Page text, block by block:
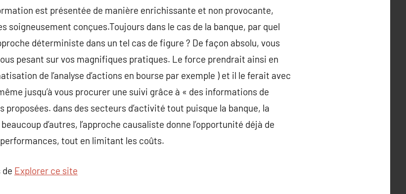
est présentée de manière enrichissante et non provocante,
soigneusement conçues.Toujours dans le cas de la banque, par quel
déterministe dans un tel cas de figure ? De façon absolu, vous
pesant sur vos magnifiques pratiques. Le force prendrait ainsi en
de l’analyse d’actions en bourse par exemple ) et il le ferait avec
jusqu’à vous procurer une suivi grâce à « des informations de
dans des secteurs d’activité tout puisque la banque, la
d’autres, l’approche causaliste donne l’opportunité déjà de
tout en limitant les coûts.
de Explorer ce site